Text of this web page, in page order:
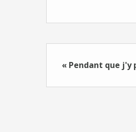
« Pendant que j'y